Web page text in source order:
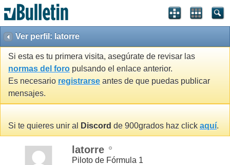
Ver perfil: latorre
Si esta es tu primera visita, asegúrate de revisar las
normas del foro pulsando el enlace anterior.
Es necesario registrarse antes de que puedas publicar
mensajes.
Si te quieres unir al Discord de 900grados haz click aquí.
latorre
Piloto de Fórmula 1